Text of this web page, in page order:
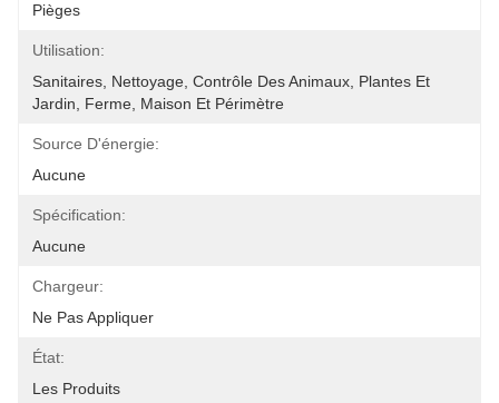
Pièges
Utilisation:
Sanitaires, Nettoyage, Contrôle Des Animaux, Plantes Et
Jardin, Ferme, Maison Et Périmètre
Source D'énergie:
Aucune
Spécification:
Aucune
Chargeur:
Ne Pas Appliquer
État:
Les Produits